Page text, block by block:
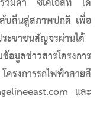
บคืนสู่สภาพปกติ เพื่อ
ะชาชนสัญจรผ่านได้
ลข่าวสารโครงการ
รงการรถไฟฟ้าสายสี
และ